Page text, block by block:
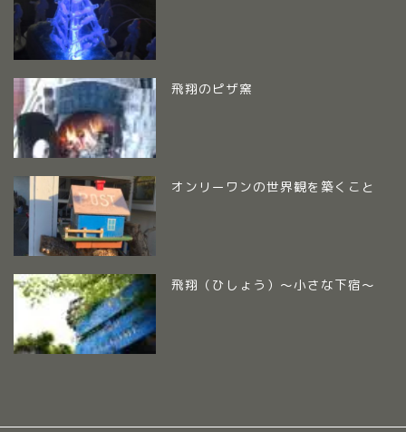
飛翔のピザ窯
オンリーワンの世界観を築くこと
飛翔（ひしょう）～小さな下宿～